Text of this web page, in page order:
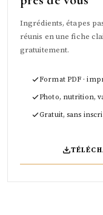
Ingrédients, étapes
réunis en une fiche
gratuitement.
Format PDF ·
Photo, nutrition,
Gratuit, sans